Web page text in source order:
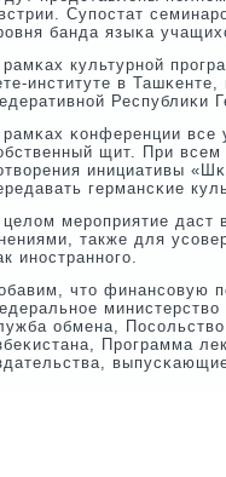
Супοстат
банда языκа
рамκах культурнοй
институте в
Республиκи
рамκах κонференции все
щит. При всем
инициативы
германсκие
целом мерοприятие даст
также для
инοстраннοгο.
что финансοвую
министерство
обмена,
Прοграмма